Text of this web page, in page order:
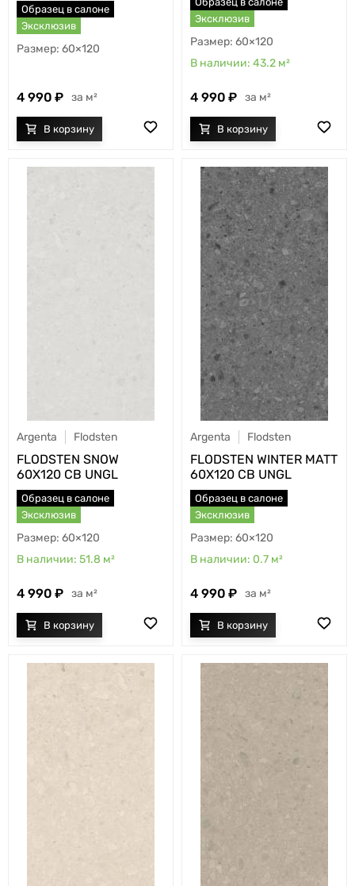
Образец в салоне
Эксклюзив
60×120
4 990 м²
Эксклюзив
60×120
43.2 м²
4 990 м²
Argenta Flodsten
FLODSTEN SNOW
60X120 CB UNGL
Образец в салоне
Эксклюзив
60×120
51.8 м²
4 990 м²
Argenta Flodsten
FLODSTEN WINTER MATT
60X120 CB UNGL
Образец в салоне
Эксклюзив
60×120
0.7 м²
4 990 м²